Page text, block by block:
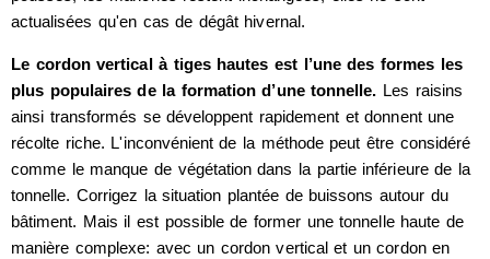
actualisées qu'en cas de dégât hivernal.
Le cordon vertical à tiges hautes est l’une des formes les
plus populaires de la formation d’une tonnelle. Les raisins
ainsi transformés se développent rapidement et donnent une
récolte riche. L'inconvénient de la méthode peut être considéré
comme le manque de végétation dans la partie inférieure de la
tonnelle. Corrigez la situation plantée de buissons autour du
bâtiment. Mais il est possible de former une tonnelle haute de
manière complexe: avec un cordon vertical et un cordon en